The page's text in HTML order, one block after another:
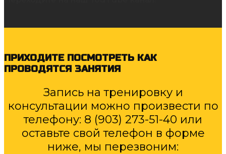
ПРИХОДИТЕ ПОСМОТРЕТЬ КАК
ПРОВОДЯТСЯ ЗАНЯТИЯ
Запись на тренировку и
консультации можно произвести по
телефону: 8 (903) 273-51-40 или
оставьте свой телефон в форме
ниже, мы перезвоним: